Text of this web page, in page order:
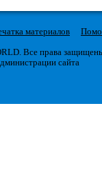
материалов
Все права
сайта